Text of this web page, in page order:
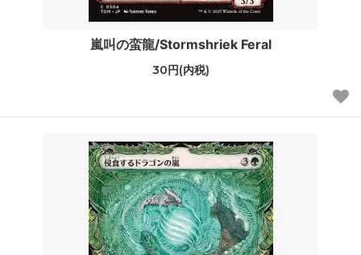
嵐叫の蛮龍/Stormshriek Feral
30円(内税)